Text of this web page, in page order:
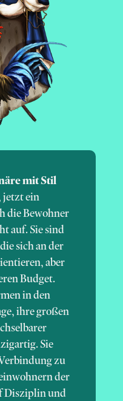
mit Stil
jetzt ein
die Bewohner
auf. Sie sind
sich an der
aber
Budget.
in den
ihre großen
Sie
zu
der
Disziplin und